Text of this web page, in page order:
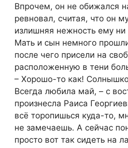
Впрочем, он не обижался
ревновал, считая, что он
излишняя нежность ему ни
Мать и сын немного
после чего присели на
расположенную в тени
– Хорошо-то как!
Всегда любила май, – с
произнесла Раиса
всё торопишься куда-то,
не замечаешь. А сейчас
просто вот так сидеть на